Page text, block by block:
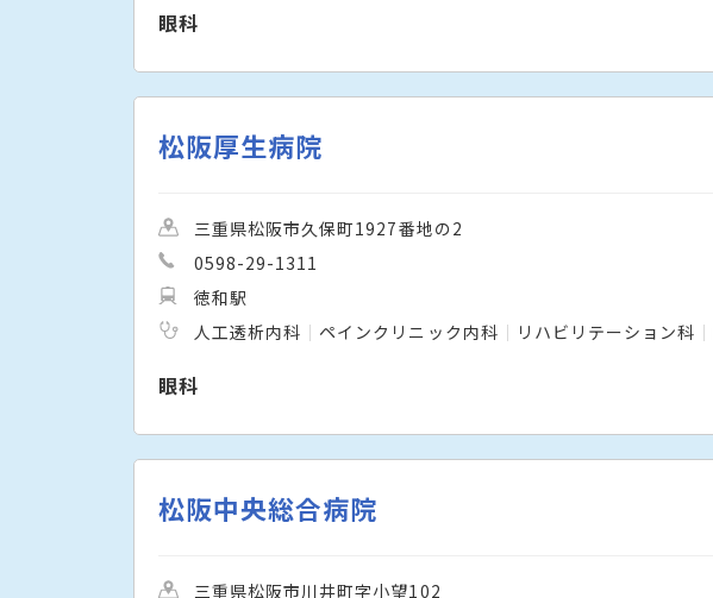
眼科
松阪厚生病院
三重県松阪市久保町1927番地の2
0598-29-1311
徳和駅
人工透析内科
ペインクリニック内科 リハビリテーション科
眼科
松阪中央総合病院
三重県松阪市川井町字小望102